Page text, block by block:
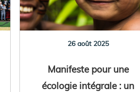
26 août 2025
Manifeste pour une
écologie intégrale : un